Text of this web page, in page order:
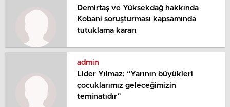
Demirtaş ve Yüksekdağ hakkında
Kobani soruşturması kapsamında
tutuklama kararı
admin
Lider Yılmaz; “Yarının büyükleri
çocuklarımız geleceğimizin
teminatıdır”